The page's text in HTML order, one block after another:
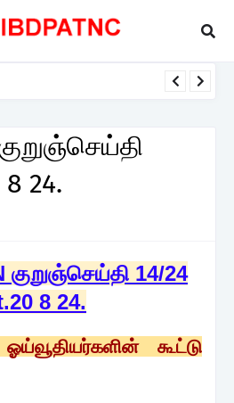
24.
குறுஞ்செய்தி 14/24
8 24.
கூட்டு